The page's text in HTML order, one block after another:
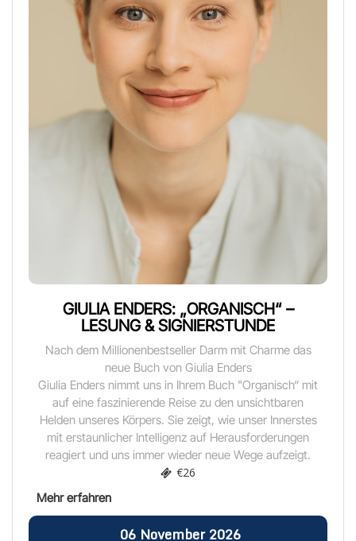
GIULIA ENDERS: „ORGANISCH“ –
LESUNG & SIGNIERSTUNDE
Nach dem Millionenbestseller Darm mit Charme das
neue Buch von Giulia Enders
Giulia Enders nimmt uns in Ihrem Buch "Organisch“ mit
auf eine faszinierende Reise zu den unsichtbaren
Helden unseres Körpers. Sie zeigt, wie unser Innerstes
mit erstaunlicher Intelligenz auf Herausforderungen
reagiert und uns immer wieder neue Wege aufzeigt.
€26
06 November 2026